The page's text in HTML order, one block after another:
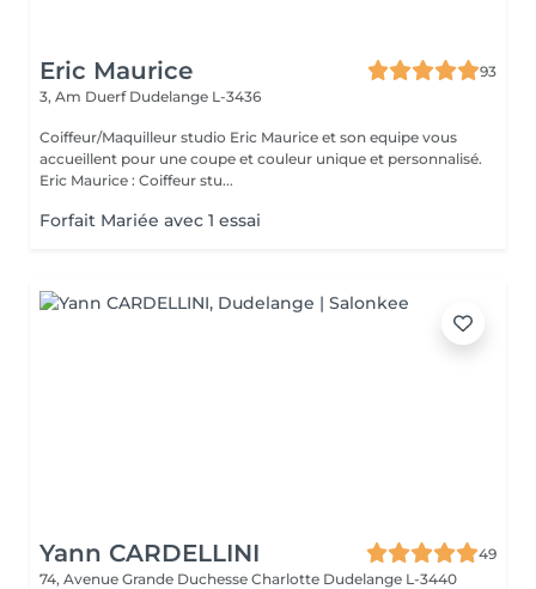
Eric Maurice
93
3, Am Duerf Dudelange L-3436
Coiffeur/Maquilleur studio Eric Maurice et son equipe vous
accueillent pour une coupe et couleur unique et personnalisé.
Eric Maurice : Coiffeur stu...
Forfait Mariée avec 1 essai
Yann CARDELLINI
49
74, Avenue Grande Duchesse Charlotte Dudelange L-3440